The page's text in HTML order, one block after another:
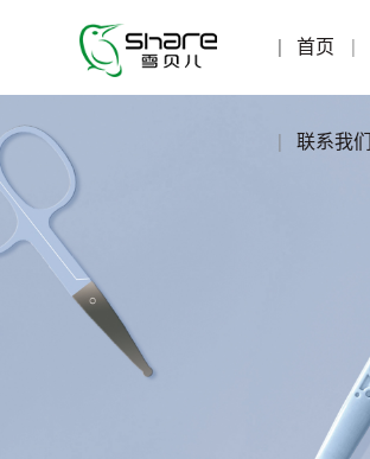
首页
联系我们